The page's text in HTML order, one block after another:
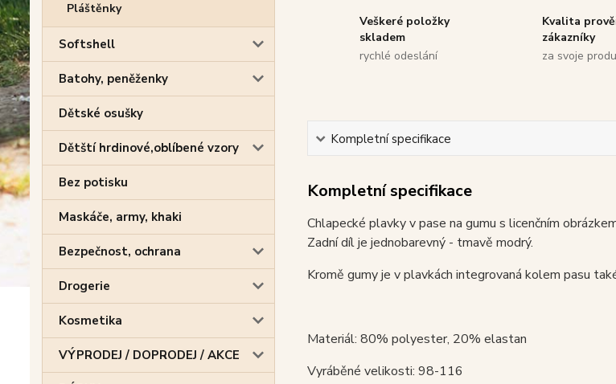
Pláštěnky
Softshell
Batohy, peněženky
Dětské osušky
Dětští hrdinové,oblíbené vzory
Bez potisku
Maskáče, army, khaki
Bezpečnost, ochrana
Drogerie
Kosmetika
VÝPRODEJ / DOPRODEJ / AKCE
Veškeré položky
skladem
rychlé odeslání
Kvalita
zákazníky
za svoje
Kompletní specifikace
Kompletní specifikace
Chlapecké plavky v pase na gumu s licenčním
Zadní díl je jednobarevný - tmavě modrý.
Kromě gumy je v plavkách integrovaná kolem pasu
Materiál: 80% polyester, 20% elastan
Vyráběné velikosti: 98-116